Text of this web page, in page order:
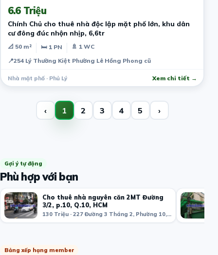
6.6 Triệu
Chính Chủ cho thuê nhà độc lập mặt phố lớn, khu dân
cư đông đúc nhộn nhịp, 6,6tr
📐 50 m² 🛏 1 PN
🚿 1 WC
📍254 Lý Thường Kiệt Phường Lê Hồng Phong cũ
Nhà mặt phố · Phủ Lý Xem chi tiết →
‹ 1 2 3 4 5 ›
Gợi ý tự động
Phù hợp với bạn
Cho thuê nhà nguyên căn 2MT Đường
3/2, p.10, Q.10, HCM
130 Triệu · 227 Đường 3 Tháng 2, Phường 10, Quận 10, Hồ Chí Minh, Việt Nam
Bảng xếp hạng member